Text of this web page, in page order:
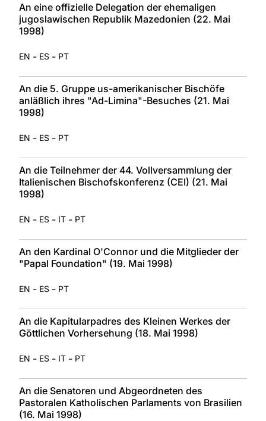
An eine offizielle Delegation der ehemaligen
jugoslawischen Republik Mazedonien (22. Mai
1998)
EN - ES - PT
An die 5. Gruppe us-amerikanischer Bischöfe
anläßlich ihres "Ad-Limina"-Besuches (21. Mai
1998)
EN - ES - PT
An die Teilnehmer der 44. Vollversammlung der
Italienischen Bischofskonferenz (CEI) (21. Mai
1998)
EN - ES - IT - PT
An den Kardinal O'Connor und die Mitglieder der
"Papal Foundation" (19. Mai 1998)
EN - ES - PT
An die Kapitularpadres des Kleinen Werkes der
Göttlichen Vorhersehung (18. Mai 1998)
EN - ES - IT - PT
An die Senatoren und Abgeordneten des
Pastoralen Katholischen Parlaments von Brasilien
(16. Mai 1998)